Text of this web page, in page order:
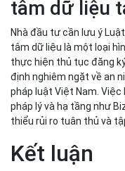
Nhà đầu tư cần lưu ý
tâm dữ liệu là một loại
thực hiện thủ tục đăng
định nghiêm ngặt về an
pháp luật Việt Nam.
pháp lý và hạ tầng như
thiểu rủi ro tuân thủ và
Kết luận
Tóm lại, việc nắm rõ các